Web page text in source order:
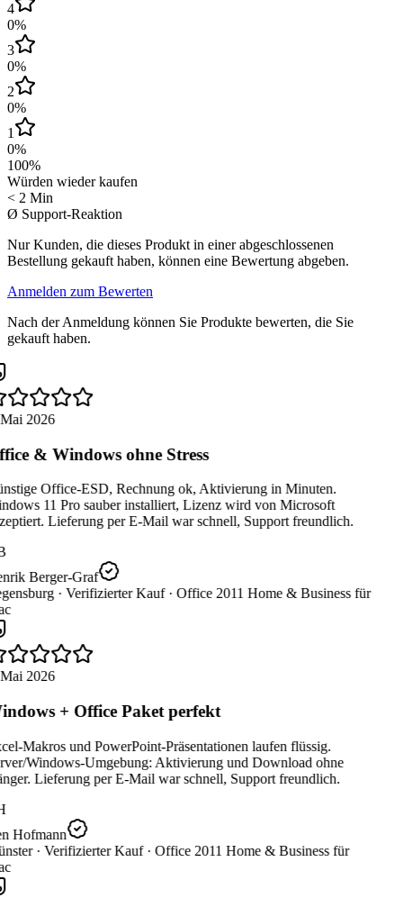
4
0%
3
0%
2
0%
1
0%
100%
Würden wieder kaufen
< 2 Min
Ø Support-Reaktion
Nur Kunden, die dieses Produkt in einer abgeschlossenen
Bestellung gekauft haben, können eine Bewertung abgeben.
Anmelden zum Bewerten
Nach der Anmeldung können Sie Produkte bewerten, die Sie
gekauft haben.
2026
& Windows ohne Stress
Office-ESD, Rechnung ok, Aktivierung in Minuten.
11 Pro sauber installiert, Lizenz wird von Microsoft
Lieferung per E-Mail war schnell, Support freundlich.
Berger-Graf
· Verifizierter Kauf · Office 2011 Home & Business für
2026
+ Office Paket perfekt
Makros und PowerPoint-Präsentationen laufen flüssig.
Windows-Umgebung: Aktivierung und Download ohne
Lieferung per E-Mail war schnell, Support freundlich.
Hofmann
· Verifizierter Kauf · Office 2011 Home & Business für